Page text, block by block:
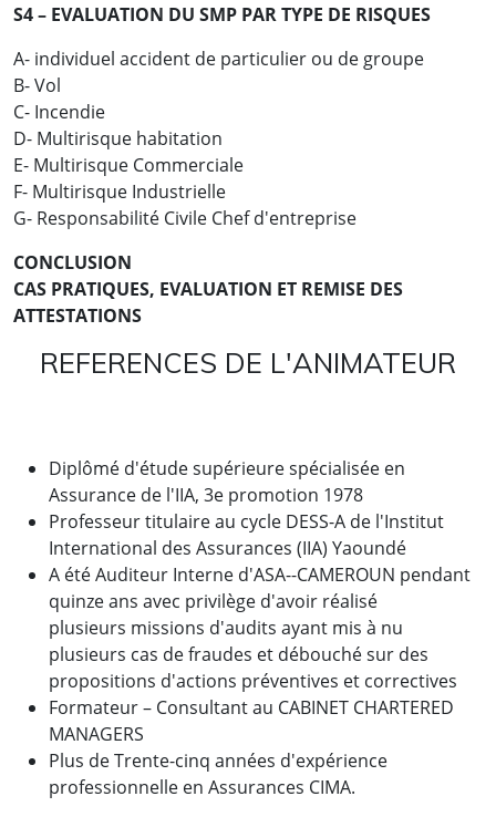
S4 – EVALUATION DU SMP PAR TYPE DE RISQUES
A- individuel accident de particulier ou de groupe
B- Vol
C- Incendie
D- Multirisque habitation
E- Multirisque Commerciale
F- Multirisque Industrielle
G- Responsabilité Civile Chef d'entreprise
CONCLUSION
CAS PRATIQUES, EVALUATION ET REMISE DES
ATTESTATIONS
REFERENCES DE L'ANIMATEUR
Diplômé d'étude supérieure spécialisée en
Assurance de l'IIA, 3e promotion 1978
Professeur titulaire au cycle DESS-A de l'Institut
International des Assurances (IIA) Yaoundé
A été Auditeur Interne d'ASA--CAMEROUN pendant
quinze ans avec privilège d'avoir réalisé
plusieurs missions d'audits ayant mis à nu
plusieurs cas de fraudes et débouché sur des
propositions d'actions préventives et correctives
Formateur – Consultant au CABINET CHARTERED
MANAGERS
Plus de Trente-cinq années d'expérience
professionnelle en Assurances CIMA.